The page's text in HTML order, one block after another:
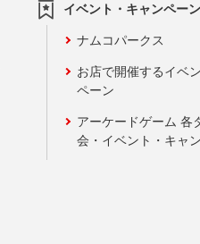
イベント・キャンペーン
ナムコパークス
お店で開催するイベ
ペーン
アーケードゲーム 各
会・イベント・キャ